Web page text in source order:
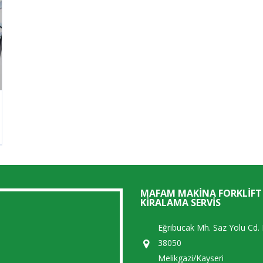
MAFAM MAKINA FORKLIFT
KIRALAMA SERVIS
Eğribucak Mh. Saz Yolu
38050
Melikgazi/Kayseri